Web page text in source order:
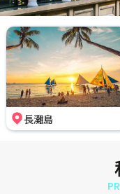
長灘島